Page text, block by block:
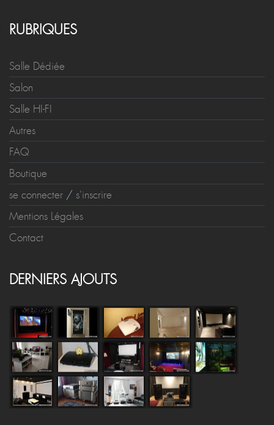
RUBRIQUES
Salle Dédiée
Salon
Salle HI-FI
Autres
FAQ
Boutique
se connecter / s'inscrire
Mentions Légales
Contact
DERNIERS AJOUTS